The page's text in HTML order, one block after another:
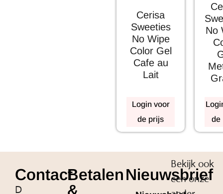
Cerisa
Sweeties
No Wipe
Color Gel
Cafe au
Lait
Login voor
de prijs
No
de
Contact
D
Betalen
&
Nieuwsbrief
Bekijk ook
een onze